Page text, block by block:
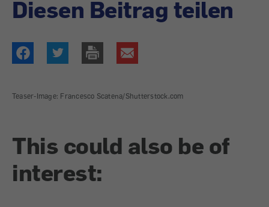
Diesen Beitrag teilen
Teaser-Image: Francesco Scatena/Shutterstock.com
This could also be of
interest: